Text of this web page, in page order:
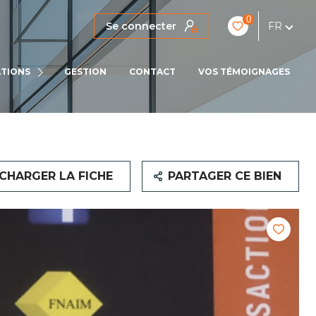
Se connecter
0
FR
PRO
GESTION CONTACT VOS TÉMOIGNAGES
LA FICHE PARTAGER CE BIEN